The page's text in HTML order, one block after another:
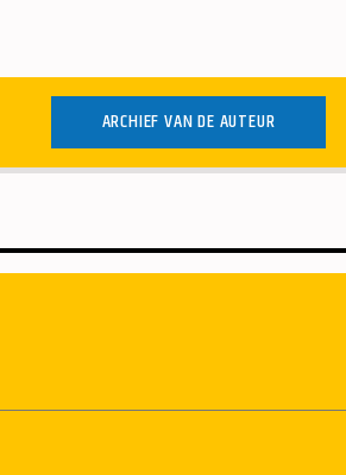
ARCHIEF VAN DE AUTEUR